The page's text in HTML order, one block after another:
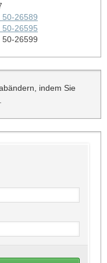
50-26589
50-26595
50-26599
indem Sie